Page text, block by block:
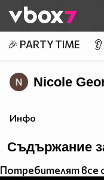
👾
🎉 PARTY TIME
Nicole
Инфо
Съдържание
Потребителят все